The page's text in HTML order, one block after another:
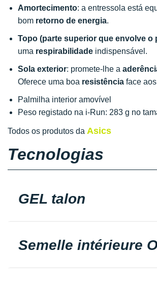
Amortecimento: a entressola está
bom retorno de energia.
Topo (parte superior que envolve o
uma respirabilidade indispensável.
Sola exterior: promete-lhe a
Oferece uma boa resistência face
Palmilha interior amovível
Peso registado na i-Run: 283 g no
Todos os produtos da Asics
Tecnologias
GEL talon
Semelle intérieure